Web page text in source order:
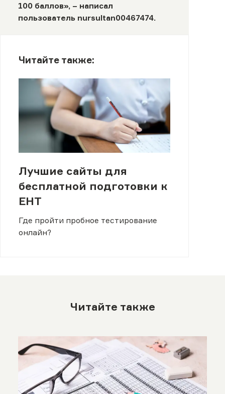
100 баллов», – написал
пользователь nursultan00467474.
Читайте также:
Лучшие сайты для
бесплатной подготовки к
ЕНТ
Где пройти пробное тестирование
онлайн?
Читайте также